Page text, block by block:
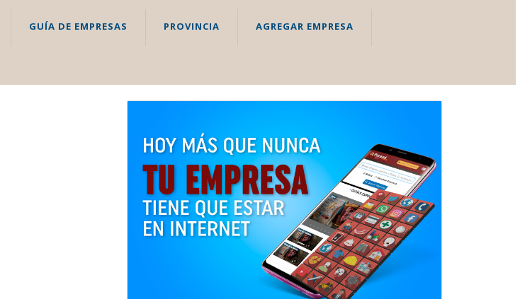
GUÍA DE EMPRESAS PROVINCIA AGREGAR EMPRESA